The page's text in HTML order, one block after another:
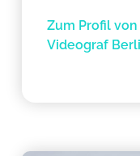
Zum Profil
Videograf